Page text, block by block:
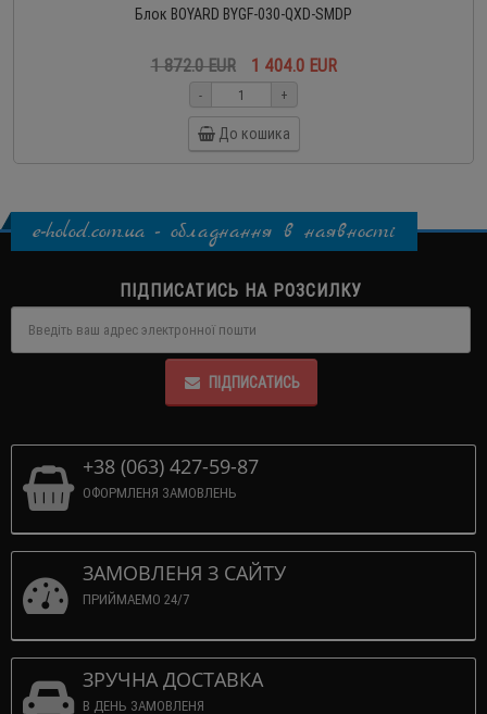
Блок BOYARD BYGF-030-QXD-SMDP
1 872.0 EUR 1 404.0 EUR
- +
До кошика
e-holod.com.ua - обладнання в наявності
ПІДПИСАТИСЬ НА РОЗСИЛКУ
ПІДПИСАТИСЬ
+38 (063) 427-59-87
ОФОРМЛЕНЯ ЗАМОВЛЕНЬ
ЗАМОВЛЕНЯ З САЙТУ
ПРИЙМАЕМО 24/7
ЗРУЧНА ДОСТАВКА
В ДЕНЬ ЗАМОВЛЕНЯ